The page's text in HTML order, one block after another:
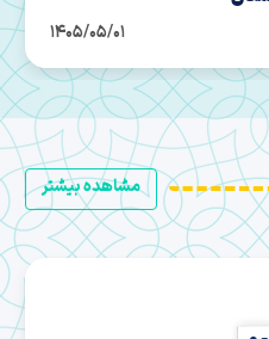
مشاهده بیشتر